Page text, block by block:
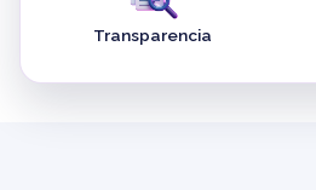
Transparencia